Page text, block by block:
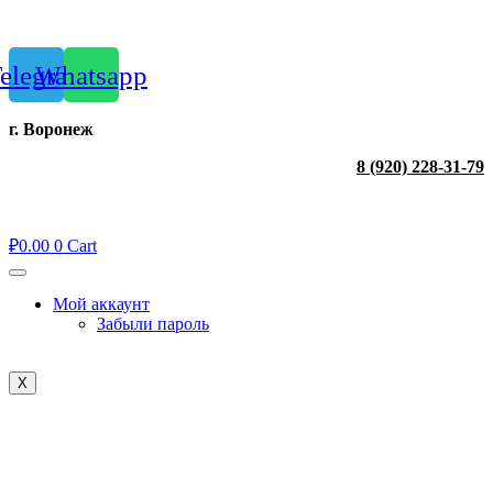
содержимому
Whatsapp
г. Воронеж
8 (920) 228-31-79
₽0.00 0 Cart
Мой аккаунт
Забыли пароль
X